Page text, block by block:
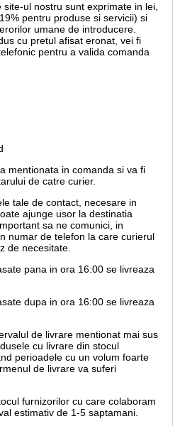
ul nostru sunt exprimate in lei,
pentru produse si servicii) si
umane de introducere.
cu pretul afisat eronat, vei fi
pentru a valida comanda
mentionata in comanda si va fi
de catre curier.
tale de contact, necesare in
ajunge usor la destinatia
sa ne comunici, in
numar de telefon la care curierul
de necesitate.
pana in ora 16:00 se livreaza
dupa in ora 16:00 se livreaza
de livrare mentionat mai sus
cu livrare din stocul
perioadele cu un volum foarte
de livrare va suferi
furnizorilor cu care colaboram
estimativ de 1-5 saptamani.